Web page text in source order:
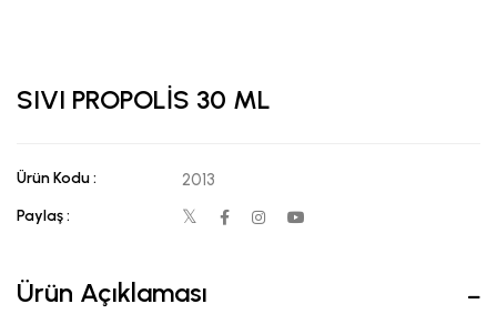
SIVI PROPOLİS 30 ML
Ürün Kodu : 2013
Paylaş :
Ürün Açıklaması